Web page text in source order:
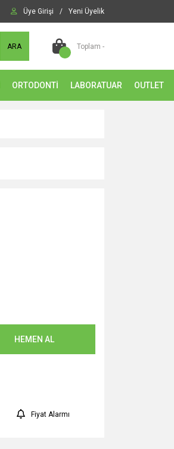
Üye Girişi / Yeni Üyelik
ARA Toplam -
ORTODONTİ LABORATUAR OUTLET
HEMEN AL
Fiyat Alarmı